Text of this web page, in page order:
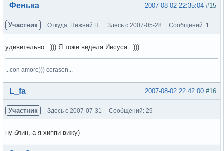
Вне форума #15
2007-08-02 22:35:04
Фенька
Участник Откуда: Нижний Н. Здесь с 2007-05-28 Сообщений: 1
удивительно...))) Я тоже видела Иисуса...)))
...con amore))) corason...
Вне форума #16
2007-08-02 22:42:00
L_fa
Участник Здесь с 2007-07-31 Сообщений: 29
ну блин, а я хиппи вижу)